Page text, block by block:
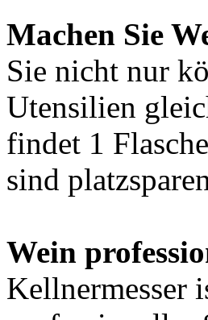
Machen Sie
Sie nicht nur
Utensilien
findet 1
sind
Wein
Kellnermesser